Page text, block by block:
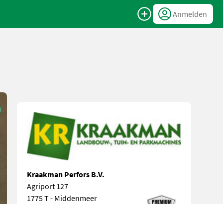
Anmelden
Kraakman Perfors B.V.
Agriport 127
1775 T - Middenmeer